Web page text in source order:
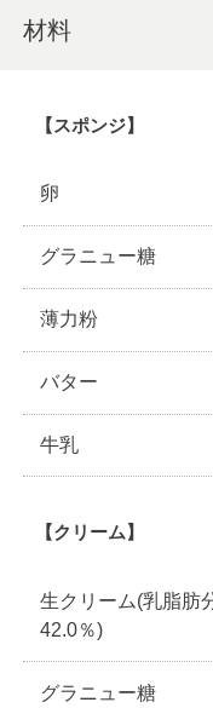
材料
【スポンジ】
卵
グラニュー糖
薄力粉
バター
牛乳
【クリーム】
生クリーム(乳脂肪
42.0％)
グラニュー糖